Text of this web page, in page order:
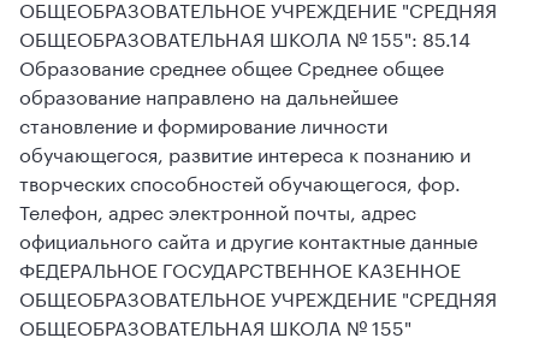
ОБЩЕОБРАЗОВАТЕЛЬНОЕ УЧРЕЖДЕНИЕ "СРЕДНЯЯ
ОБЩЕОБРАЗОВАТЕЛЬНАЯ ШКОЛА № 155": 85.14
Образование среднее общее Среднее общее
образование направлено на дальнейшее
становление и формирование личности
обучающегося, развитие интереса к познанию и
творческих способностей обучающегося, фор.
Телефон, адрес электронной почты, адрес
официального сайта и другие контактные данные
ФЕДЕРАЛЬНОЕ ГОСУДАРСТВЕННОЕ КАЗЕННОЕ
ОБЩЕОБРАЗОВАТЕЛЬНОЕ УЧРЕЖДЕНИЕ "СРЕДНЯЯ
ОБЩЕОБРАЗОВАТЕЛЬНАЯ ШКОЛА № 155"